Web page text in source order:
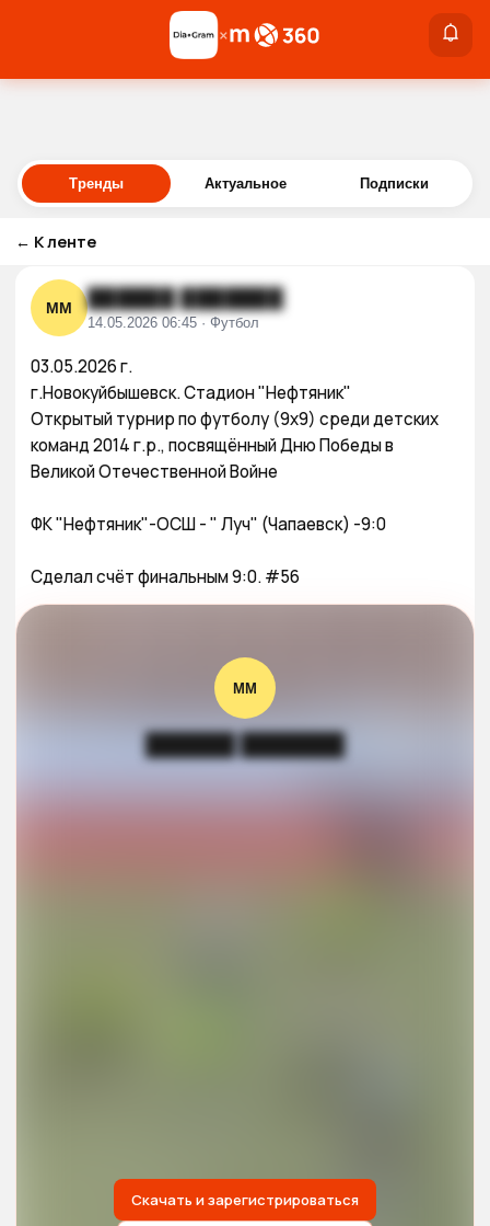
Войти
×
Тренды Актуальное Подписки
← К ленте
ММ ██████ ███████
14.05.2026 06:45 · Футбол
03.05.2026 г.
г.Новокуйбышевск. Стадион "Нефтяник"
Открытый турнир по футболу (9х9) среди детских
команд 2014 г.р., посвящённый Дню Победы в
Великой Отечественной Войне
ФК "Нефтяник"-ОСШ - " Луч" (Чапаевск) -9:0
Сделал счёт финальным 9:0. #56
ММ
██████ ███████
Скачать и зарегистрироваться